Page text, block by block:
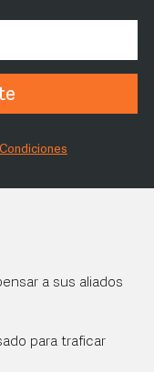
a sus aliados
para traficar